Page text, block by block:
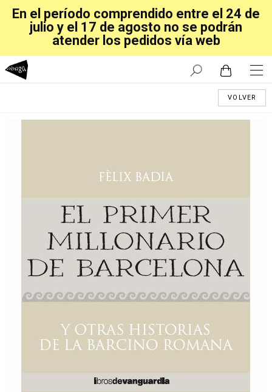
En el período comprendido entre el 24 de
julio y el 17 de agosto no se podrán
atender los pedidos vía web
VOLVER